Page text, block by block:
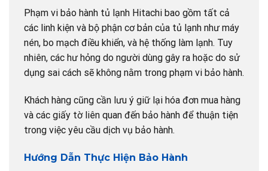
Phạm vi bảo hành tủ lạnh Hitachi bao gồm tất cả
các linh kiện và bộ phận cơ bản của tủ lạnh như máy
nén, bo mạch điều khiển, và hệ thống làm lạnh. Tuy
nhiên, các hư hỏng do người dùng gây ra hoặc do sử
dụng sai cách sẽ không nằm trong phạm vi bảo hành.
Khách hàng cũng cần lưu ý giữ lại hóa đơn mua hàng
và các giấy tờ liên quan đến bảo hành để thuận tiện
trong việc yêu cầu dịch vụ bảo hành.
Hướng Dẫn Thực Hiện Bảo Hành